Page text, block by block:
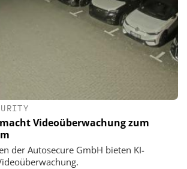
Videoüberwachung zum
der Autosecure GmbH bieten KI-